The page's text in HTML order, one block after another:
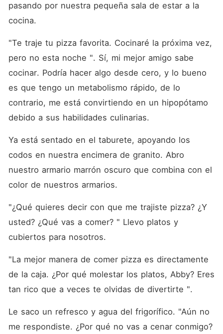
pasando por nuestra pequeña sala de estar a la
cocina.
"Te traje tu pizza favorita. Cocinaré la próxima vez,
pero no esta noche ". Sí, mi mejor amigo sabe
cocinar. Podría hacer algo desde cero, y lo bueno
es que tengo un metabolismo rápido, de lo
contrario, me está convirtiendo en un hipopótamo
debido a sus habilidades culinarias.
Ya está sentado en el taburete, apoyando los
codos en nuestra encimera de granito. Abro
nuestro armario marrón oscuro que combina con el
color de nuestros armarios.
"¿Qué quieres decir con que me trajiste pizza? ¿Y
usted? ¿Qué vas a comer? " Llevo platos y
cubiertos para nosotros.
"La mejor manera de comer pizza es directamente
de la caja. ¿Por qué molestar los platos, Abby? Eres
tan rico que a veces te olvidas de divertirte ".
Le saco un refresco y agua del frigorífico. "Aún no
me respondiste. ¿Por qué no vas a cenar conmigo?